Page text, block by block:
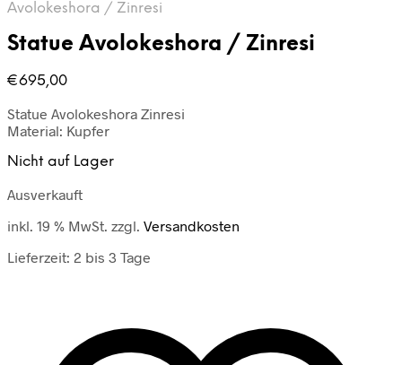
Avolokeshora / Zinresi
Statue Avolokeshora / Zinresi
€695,00
Statue Avolokeshora Zinresi
Material: Kupfer
Nicht auf Lager
Ausverkauft
inkl. 19 % MwSt. zzgl. Versandkosten
Lieferzeit: 2 bis 3 Tage